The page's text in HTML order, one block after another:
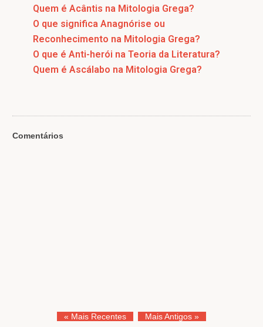
Quem é Acântis na Mitologia Grega?
O que significa Anagnórise ou
Reconhecimento na Mitologia Grega?
O que é Anti-herói na Teoria da Literatura?
Quem é Ascálabo na Mitologia Grega?
Comentários
« Mais Recentes Mais Antigos »